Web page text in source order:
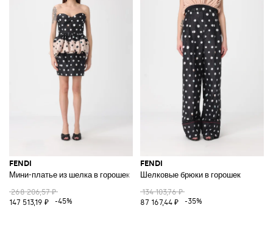
FENDI
Мини-платье из шелка в горошек
268 206,57 ₽
147 513,19 ₽
-45%
FENDI
Шелковые брюки в горошек
134 103,76 ₽
87 167,44 ₽
-35%